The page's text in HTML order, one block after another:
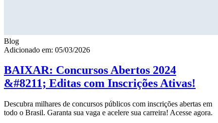
Blog
Adicionado em: 05/03/2026
BAIXAR: Concursos Abertos 2024
&#8211; Editas com Inscrições Ativas!
Descubra milhares de concursos públicos com inscrições abertas em
todo o Brasil. Garanta sua vaga e acelere sua carreira! Acesse agora.